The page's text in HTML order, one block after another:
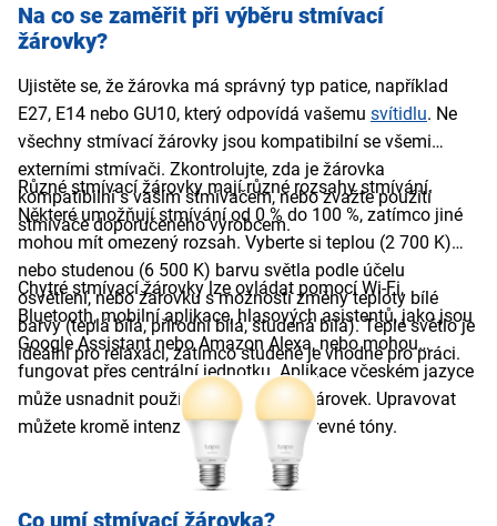
Na co se zaměřit při výběru stmívací
žárovky?
Ujistěte se, že žárovka má správný typ patice, například
E27, E14 nebo GU10, který odpovídá vašemu svítidlu. Ne
všechny stmívací žárovky jsou kompatibilní se všemi
externími stmívači. Zkontrolujte, zda je žárovka
kompatibilní s vaším stmívačem, nebo zvažte použití
stmívače doporučeného výrobcem.
Různé stmívací žárovky mají různé rozsahy stmívání.
Některé umožňují stmívání od 0 % do 100 %, zatímco jiné
mohou mít omezený rozsah. Vyberte si teplou (2 700 K)
nebo studenou (6 500 K) barvu světla podle účelu
osvětlení, nebo žárovku s možností změny teploty bílé
barvy (teplá bílá, přírodní bílá, studená bílá). Teplé světlo je
ideální pro relaxaci, zatímco studené je vhodné pro práci.
Chytré stmívací žárovky lze ovládat pomocí Wi-Fi,
Bluetooth, mobilní aplikace, hlasových asistentů, jako jsou
Google Assistant nebo Amazon Alexa, nebo mohou
fungovat přes centrální jednotku. Aplikace včeském jazyce
může usnadnit používání a ovládání žárovek. Upravovat
můžete kromě intenzity světla také barevné tóny.
Co umí stmívací žárovka?